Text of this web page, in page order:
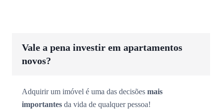
Vale a pena investir em apartamentos
novos?
Adquirir um imóvel é uma das decisões mais
importantes da vida de qualquer pessoa!